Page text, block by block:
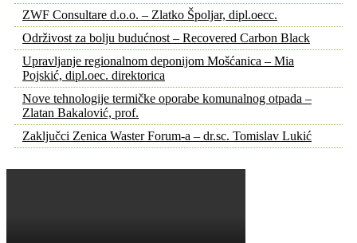
ZWF Consultare d.o.o. – Zlatko Špoljar, dipl.oecc.
Održivost za bolju budućnost – Recovered Carbon Black
Upravljanje regionalnom deponijom Mošćanica – Mia
Pojskić, dipl.oec. direktorica
Nove tehnologije termičke oporabe komunalnog otpada –
Zlatan Bakalović, prof.
Zaključci Zenica Waster Forum-a – dr.sc. Tomislav Lukić